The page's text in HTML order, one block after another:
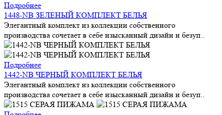
Подробнее
1448-NB ЗЕЛЕНЫЙ КОМПЛЕКТ БЕЛЬЯ
Элегантный комплект из коллекции собственного
производства сочетает в себе изысканный дизайн и безуп..
Подробнее
1442-NB ЧЕРНЫЙ КОМПЛЕКТ БЕЛЬЯ
Элегантный комплект из коллекции собственного
производства сочетает в себе изысканный дизайн и безуп..